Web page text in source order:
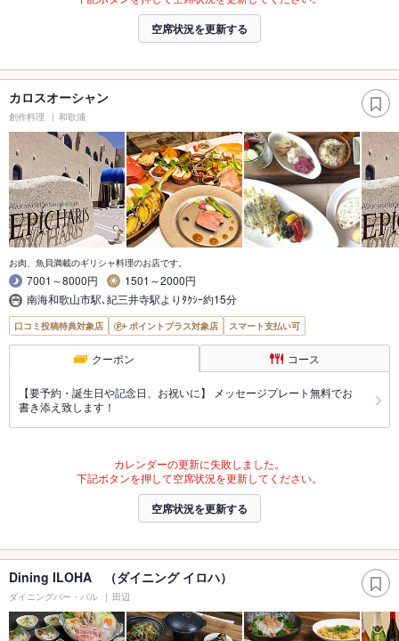
空席状況を更新する
カロスオーシャン
創作料理 和歌浦
お肉、魚貝満載のギリシャ料理のお店です。
7001～8000円
1501～2000円
南海和歌山市駅､紀三井寺駅よりﾀｸｼｰ約15分
口コミ投稿特典対象店 ポイントプラス対象店 スマート支払い可
クーポン コース
【要予約・誕生日や記念日、お祝いに】 メッセージプレート無料でお
書き添え致します！
カレンダーの更新に失敗しました。
下記ボタンを押して空席状況を更新してください。
空席状況を更新する
Dining ILOHA （ダイニング イロハ）
ダイニングバー・バル 田辺